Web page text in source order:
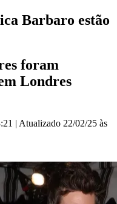
Barbaro estão
foram
Londres
| Atualizado 22/02/25 às